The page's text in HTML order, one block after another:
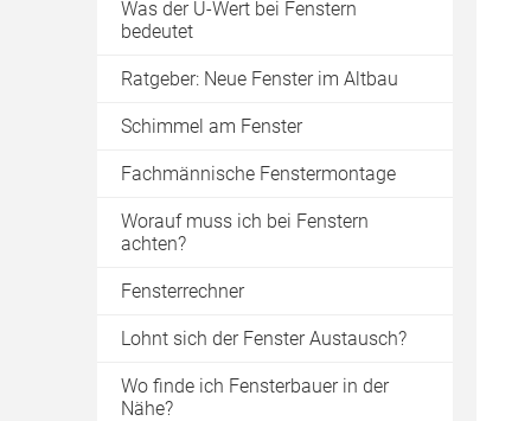
Was der U-Wert bei Fenstern
bedeutet
Ratgeber: Neue Fenster im Altbau
Schimmel am Fenster
Fachmännische Fenstermontage
Worauf muss ich bei Fenstern
achten?
Fensterrechner
Lohnt sich der Fenster Austausch?
Wo finde ich Fensterbauer in der
Nähe?